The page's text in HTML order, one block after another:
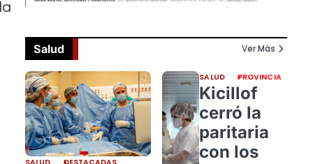
Salud Ver Más
SALUD PROVINCIA
Kicillof
cerró la
paritaria
con los